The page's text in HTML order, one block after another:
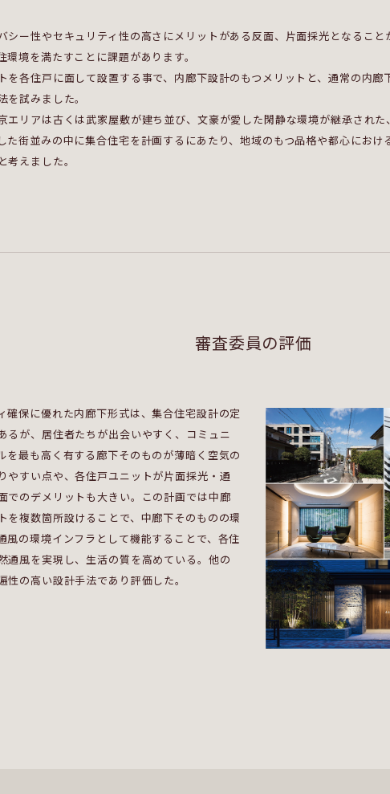
シー性やセキュリティ性の高さにメリットがある反面、片面採光となること
境を満たすことに課題があります。
を各住戸に面して設置する事で、内廊下設計のもつメリットと、通常の内
試みました。
エリアは古くは武家屋敷が建ち並び、文豪が愛した閑静な環境が継承され
た街並みの中に集合住宅を計画するにあたり、地域のもつ品格や都心にお
えました。
審査委員の評価
確保に優れた内廊下形式は、集合住宅設計の定
るが、居住者たちが出会いやすく、コミュニ
を最も高く有する廊下そのものが薄暗く空気の
やすい点や、各住戸ユニットが片面採光・通
でのデメリットも大きい。この計画では中廊
を複数箇所設けることで、中廊下そのものの環
風の環境インフラとして機能することで、各住
通風を実現し、生活の質を高めている。他の
の高い設計手法であり評価した。